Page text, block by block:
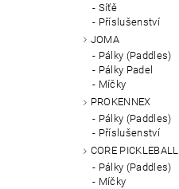
Síťě
Příslušenství
JOMA
Pálky (Paddles)
Pálky Padel
Míčky
PROKENNEX
Pálky (Paddles)
Příslušenství
CORE PICKLEBALL
Pálky (Paddles)
Míčky